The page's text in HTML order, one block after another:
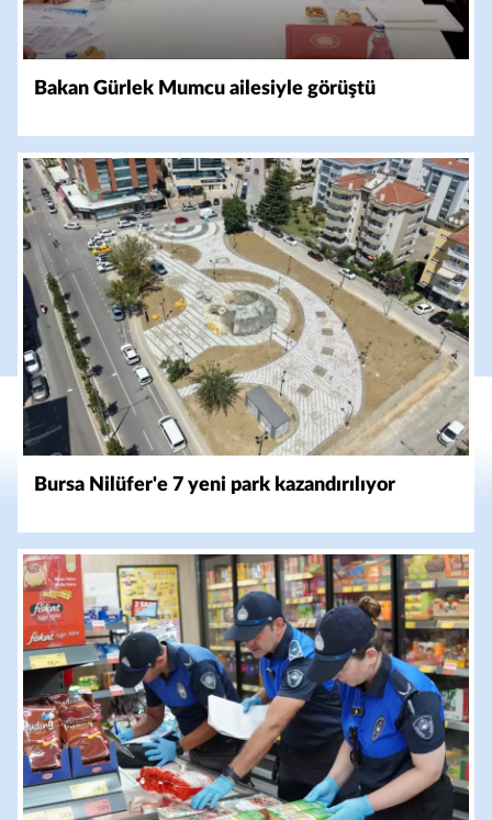
Bakan Gürlek Mumcu ailesiyle görüştü
Bursa Nilüfer'e 7 yeni park kazandırılıyor